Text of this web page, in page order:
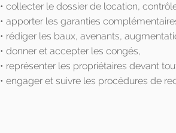
• collecter le dossier de location,
• apporter les garanties
• rédiger les baux, avenants,
• donner et accepter les congés,
• représenter les propriétaires devant
• engager et suivre les procédures de